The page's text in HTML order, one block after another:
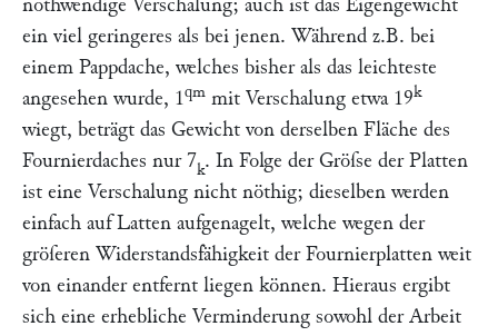
nothwendige Verschalung; auch ist das Eigengewicht
ein viel geringeres als bei jenen. Während z.B. bei
einem Pappdache, welches bisher als das leichteste
angesehen wurde, 1qm mit Verschalung etwa 19k
wiegt, beträgt das Gewicht von derselben Fläche des
Fournierdaches nur 7k. In Folge der Gröſse der Platten
ist eine Verschalung nicht nöthig; dieselben werden
einfach auf Latten aufgenagelt, welche wegen der
gröſeren Widerstandsfähigkeit der Fournierplatten weit
von einander entfernt liegen können. Hieraus ergibt
sich eine erhebliche Verminderung sowohl der Arbeit